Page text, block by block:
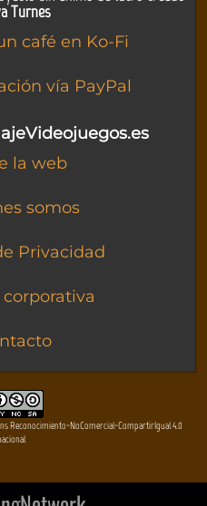
Turnes
café en Ko-Fi
vía PayPal
la web
somos
Privacidad
Reconocimiento-NoComercial-CompartirIgual 4.0